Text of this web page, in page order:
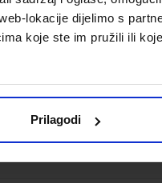
lokacije dijelimo s
koje ste im pružili ili
Prilagodi
škole
broj ministarstva: